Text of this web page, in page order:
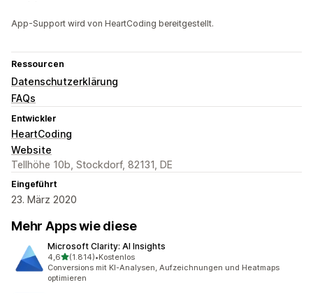
App-Support wird von HeartCoding bereitgestellt.
Ressourcen
Datenschutzerklärung
FAQs
Entwickler
HeartCoding
Website
Tellhöhe 10b, Stockdorf, 82131, DE
Eingeführt
23. März 2020
Mehr Apps wie diese
Microsoft Clarity: AI Insights
4,6von 5 Sternen
(1.814)
1814 Rezensionen insgesamt
•Kostenlos
Conversions mit KI-Analysen, Aufzeichnungen und Heatmaps
optimieren